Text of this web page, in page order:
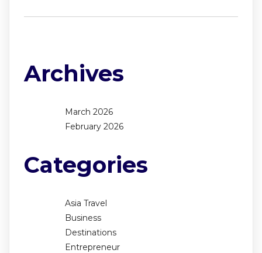
Archives
March 2026
February 2026
Categories
Asia Travel
Business
Destinations
Entrepreneur